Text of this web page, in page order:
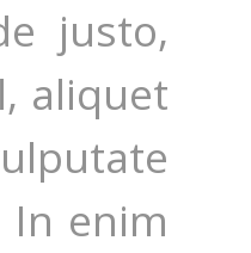
justo,
aliquet
In enim